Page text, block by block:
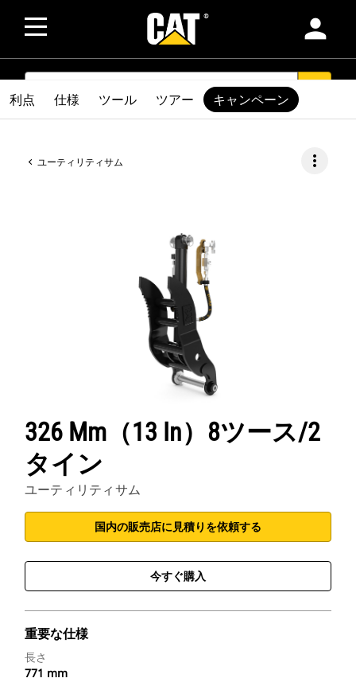
person
SEARCH
ユーティリティサム more_vert
326 Mm（13 In）8ツース/2
タイン
ユーティリティサム
国内の販売店に見積りを依頼する
今すぐ購入
重要な仕様
長さ
771 mm
利点 仕様 ツール ツアー キャンペーン